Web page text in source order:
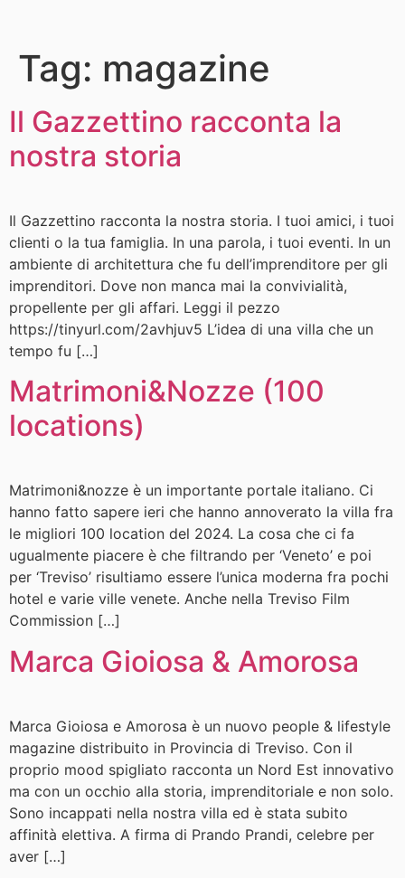
Tag: magazine
Il Gazzettino racconta la
nostra storia
Il Gazzettino racconta la nostra storia. I tuoi amici, i tuoi
clienti o la tua famiglia. In una parola, i tuoi eventi. In un
ambiente di architettura che fu dell’imprenditore per gli
imprenditori. Dove non manca mai la convivialità,
propellente per gli affari. Leggi il pezzo
https://tinyurl.com/2avhjuv5 L’idea di una villa che un
tempo fu […]
Matrimoni&Nozze (100
locations)
Matrimoni&nozze è un importante portale italiano. Ci
hanno fatto sapere ieri che hanno annoverato la villa fra
le migliori 100 location del 2024. La cosa che ci fa
ugualmente piacere è che filtrando per ‘Veneto’ e poi
per ‘Treviso’ risultiamo essere l’unica moderna fra pochi
hotel e varie ville venete. Anche nella Treviso Film
Commission […]
Marca Gioiosa & Amorosa
Marca Gioiosa e Amorosa è un nuovo people & lifestyle
magazine distribuito in Provincia di Treviso. Con il
proprio mood spigliato racconta un Nord Est innovativo
ma con un occhio alla storia, imprenditoriale e non solo.
Sono incappati nella nostra villa ed è stata subito
affinità elettiva. A firma di Prando Prandi, celebre per
aver […]